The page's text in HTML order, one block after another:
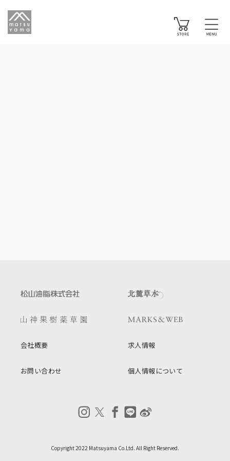
会社概要 求人情報
お問い合わせ 個人情報について
Copyright 2022 Matsuyama Co.Ltd. All Right Reserved.